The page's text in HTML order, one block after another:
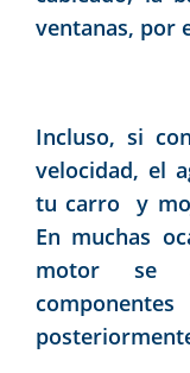
ventanas, por
Incluso, si
velocidad, el
tu carro y
En muchas
motor se